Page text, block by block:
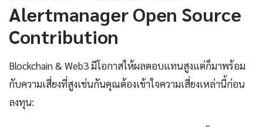
Alertmanager Open Source
Contribution
Blockchain & Web3 มีโอกาสให้ผลตอบแทนสูงแต่ก็มาพร้อม
กับความเสี่ยงที่สูงเช่นกันคุณต้องเข้าใจความเสี่ยงเหล่านี้ก่อน
ลงทุน: